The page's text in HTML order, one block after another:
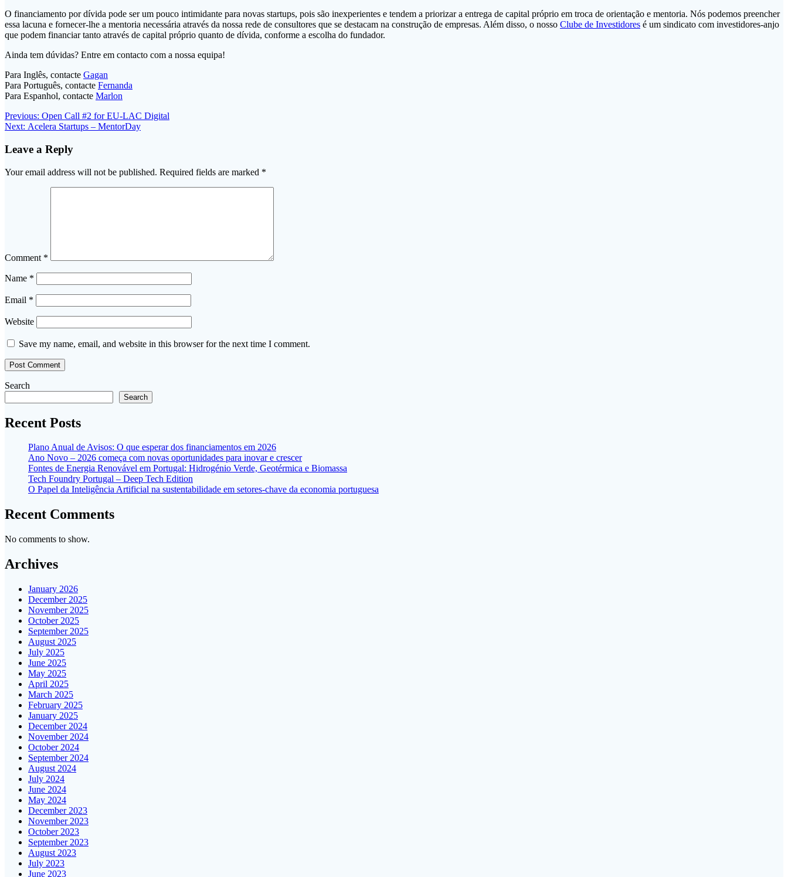
O financiamento por dívida pode ser um pouco intimidante para novas startups, pois são inexperientes e tendem a priorizar a entrega de capital próprio em troca de orientação e mentoria. Nós podemos preencher
essa lacuna e fornecer-lhe a mentoria necessária através da nossa rede de consultores que se destacam na construção de empresas. Além disso, o nosso Clube de Investidores é um sindicato com investidores-anjo
que podem financiar tanto através de capital próprio quanto de dívida, conforme a escolha do fundador.
Ainda tem dúvidas? Entre em contacto com a nossa equipa!
Para Inglês, contacte Gagan
Para Português, contacte Fernanda
Para Espanhol, contacte Marlon
Post
navigation
Previous: Previous
post:
Open Call #2 for EU-LAC Digital
Next: Next
Acelera Startups – MentorDay
Leave a Reply
Your email address will not be published. Required fields are marked *
Comment *
Name *
Email *
Website
Save my name, email, and website in this browser for the next time I comment.
Search
Search
Recent Posts
Plano Anual de Avisos: O que esperar dos financiamentos em 2026
Ano Novo – 2026 começa com novas oportunidades para inovar e crescer
Fontes de Energia Renovável em Portugal: Hidrogénio Verde, Geotérmica e Biomassa
Tech Foundry Portugal – Deep Tech Edition
O Papel da Inteligência Artificial na sustentabilidade em setores-chave da economia portuguesa
Recent Comments
No comments to show.
Archives
January 2026
December 2025
November 2025
October 2025
September 2025
August 2025
July 2025
June 2025
May 2025
April 2025
March 2025
February 2025
January 2025
December 2024
November 2024
October 2024
September 2024
August 2024
July 2024
June 2024
May 2024
December 2023
November 2023
October 2023
September 2023
August 2023
July 2023
June 2023